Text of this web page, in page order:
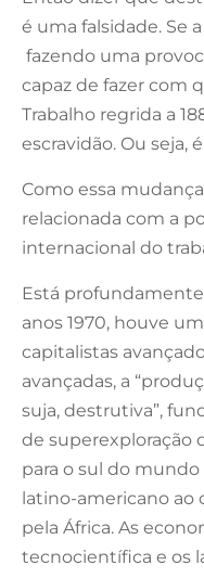
é uma falsidade. Se
fazendo uma
capaz de fazer com
Trabalho regrida a
escravidão. Ou seja,
Como essa
relacionada com a
internacional do
Está
anos 1970, houve
capitalistas
avançadas, a
suja, destrutiva”,
de superexploração
para o sul do
latino-americano ao
pela África. As
tecnocientífica e os